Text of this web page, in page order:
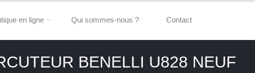
en ligne Qui sommes-nous ? Contact
BENELLI U828 NEUF